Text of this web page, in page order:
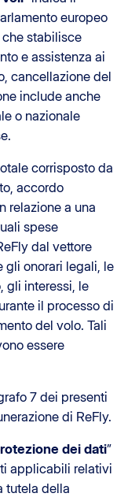
europeo
che stabilisce
e assistenza ai
cancellazione del
include anche
o nazionale
corrisposto da
accordo
relazione a una
spese
dal vettore
gli onorari legali, le
gli interessi, le
il processo di
del volo. Tali
essere
7 dei presenti
di ReFly.
dei dati”
applicabili relativi
tutela della